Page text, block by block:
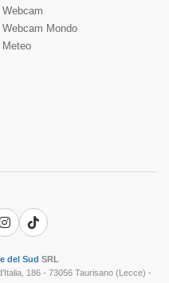
Webcam
Webcam Mondo
Meteo
Instagram
TikTok
del Sud SRL
186 - 73056 Taurisano (Lecce) -